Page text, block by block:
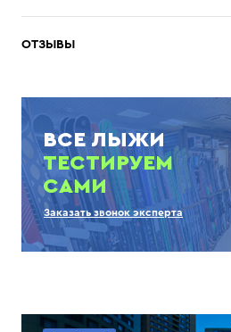
ОТЗЫВЫ
ВСЕ ЛЫЖИ
ТЕСТИРУЕМ
САМИ
Заказать звонок эксперта